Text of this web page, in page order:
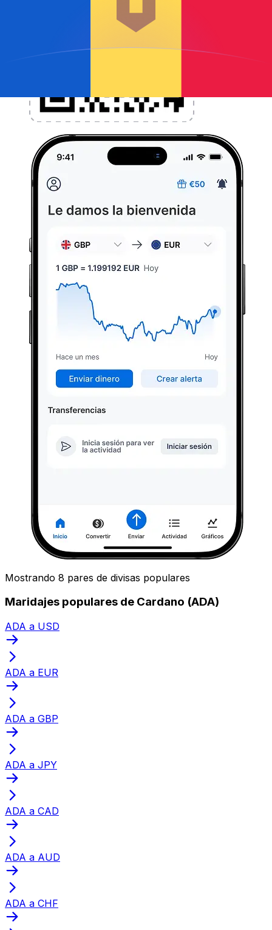
Mostrando 8 pares de divisas populares
Maridajes populares de Cardano (ADA)
ADA a USD
ADA a EUR
ADA a GBP
ADA a JPY
ADA a CAD
ADA a AUD
ADA a CHF